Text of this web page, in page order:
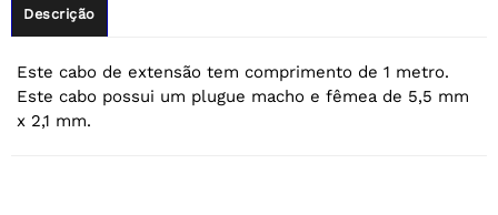
Descrição
Este cabo de extensão tem comprimento de 1 metro.
Este cabo possui um plugue macho e fêmea de 5,5 mm
x 2,1 mm.